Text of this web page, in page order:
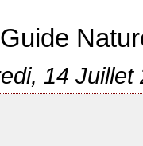
Guide
14 Juillet